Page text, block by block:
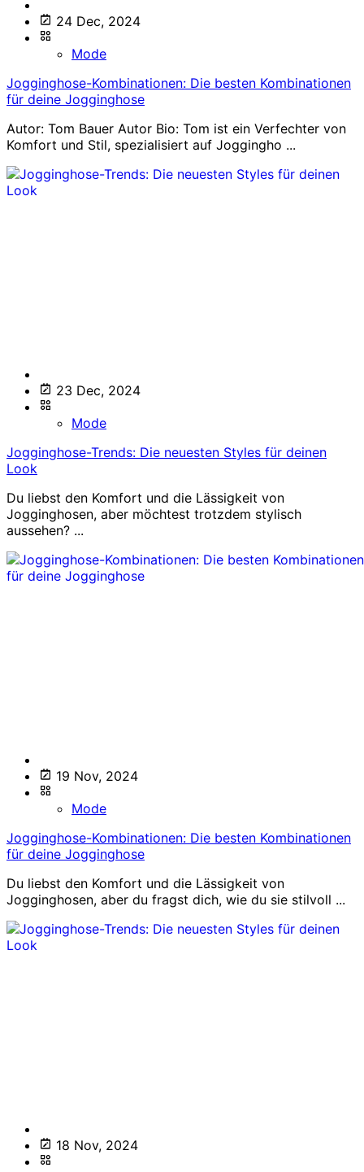
24 Dec, 2024
Mode
Jogginghose-Kombinationen: Die besten Kombinationen
für deine Jogginghose
Autor: Tom Bauer Autor Bio: Tom ist ein Verfechter von
Komfort und Stil, spezialisiert auf Joggingho ...
23 Dec, 2024
Mode
Jogginghose-Trends: Die neuesten Styles für deinen
Look
Du liebst den Komfort und die Lässigkeit von
Jogginghosen, aber möchtest trotzdem stylisch
aussehen? ...
19 Nov, 2024
Mode
Jogginghose-Kombinationen: Die besten Kombinationen
für deine Jogginghose
Du liebst den Komfort und die Lässigkeit von
Jogginghosen, aber du fragst dich, wie du sie stilvoll ...
18 Nov, 2024